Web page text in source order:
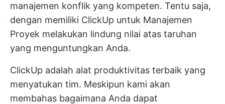
manajemen konflik yang kompeten. Tentu saja,
dengan memiliki ClickUp untuk Manajemen
Proyek melakukan lindung nilai atas taruhan
yang menguntungkan Anda.
ClickUp adalah alat produktivitas terbaik yang
menyatukan tim. Meskipun kami akan
membahas bagaimana Anda dapat